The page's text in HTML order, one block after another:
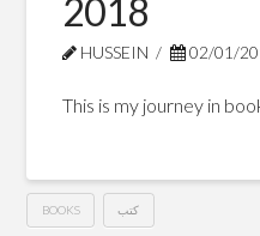
2018
HUSSEIN 02/01/
This is my journey in
BOOKS كتب